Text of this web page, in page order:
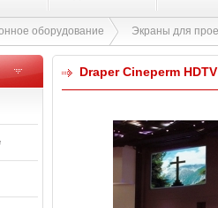
оборудование Экраны для
Draper Cineperm